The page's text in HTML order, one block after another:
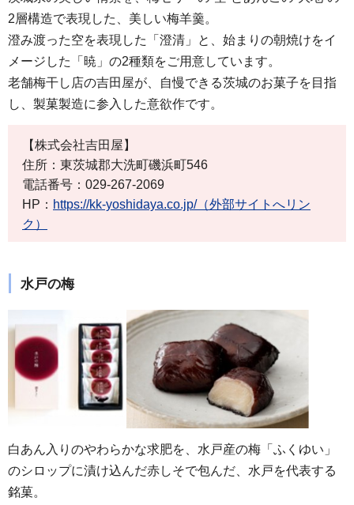
2層構造で表現した、美しい梅羊羹。
澄み渡った空を表現した「澄清」と、始まりの朝焼けをイ
メージした「暁」の2種類をご用意しています。
老舗梅干し店の吉田屋が、自慢できる茨城のお菓子を目指
し、製菓製造に参入した意欲作です。
【株式会社吉田屋】
住所：東茨城郡大洗町磯浜町546
電話番号：029-267-2069
HP： https://kk-yoshidaya.co.jp/（外部サイトへリン
ク）
水戸の梅
白あん入りのやわらかな求肥を、水戸産の梅「ふくゆい」
のシロップに漬け込んだ赤しそで包んだ、水戸を代表する
銘菓。